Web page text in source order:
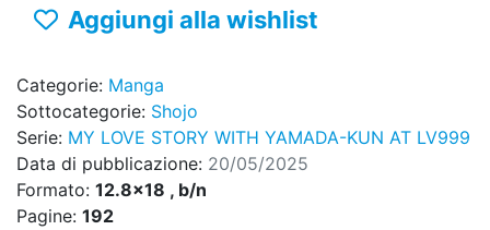
Aggiungi alla wishlist
Categorie: Manga
Sottocategorie: Shojo
Serie: MY LOVE STORY WITH YAMADA-KUN AT LV999
Data di pubblicazione: 20/05/2025
Formato: 12.8x18 , b/n
Pagine: 192